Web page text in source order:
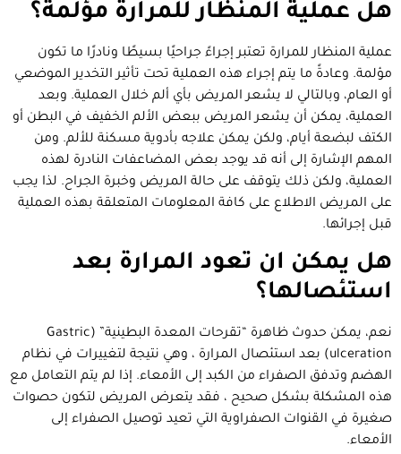
هل عملية المنظار للمرارة مؤلمة؟
عملية المنظار للمرارة تعتبر إجراءً جراحيًا بسيطًا ونادرًا ما تكون
مؤلمة. وعادةً ما يتم إجراء هذه العملية تحت تأثير التخدير الموضعي
أو العام، وبالتالي لا يشعر المريض بأي ألم خلال العملية. وبعد
العملية، يمكن أن يشعر المريض ببعض الألم الخفيف في البطن أو
الكتف لبضعة أيام، ولكن يمكن علاجه بأدوية مسكنة للألم. ومن
المهم الإشارة إلى أنه قد يوجد بعض المضاعفات النادرة لهذه
العملية، ولكن ذلك يتوقف على حالة المريض وخبرة الجراح. لذا يجب
على المريض الاطلاع على كافة المعلومات المتعلقة بهذه العملية
قبل إجرائها.
هل يمكن ان تعود المرارة بعد
استئصالها؟
نعم، يمكن حدوث ظاهرة “تقرحات المعدة البطينية” (Gastric
ulceration) بعد استئصال المرارة ، وهي نتيجة لتغييرات في نظام
الهضم وتدفق الصفراء من الكبد إلى الأمعاء. إذا لم يتم التعامل مع
هذه المشكلة بشكل صحيح ، فقد يتعرض المريض لتكون حصوات
صغيرة في القنوات الصفراوية التي تعيد توصيل الصفراء إلى
الأمعاء.